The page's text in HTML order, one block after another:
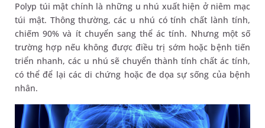
Polyp túi mật chính là những u nhú xuất hiện ở niêm mạc
túi mật. Thông thường, các u nhú có tính chất lành tính,
chiếm 90% và ít chuyển sang thể ác tính. Nhưng một số
trường hợp nếu không được điều trị sớm hoặc bệnh tiến
triển nhanh, các u nhú sẽ chuyển thành tính chất ác tính,
có thể để lại các di chứng hoặc đe dọa sự sống của bệnh
nhân.